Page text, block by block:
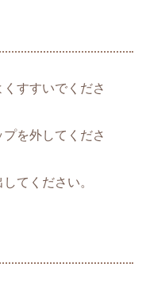
すすいでくださ
を外してくださ
てください。